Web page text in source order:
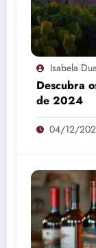
Isabela
Descubra
de 2024
04/12/